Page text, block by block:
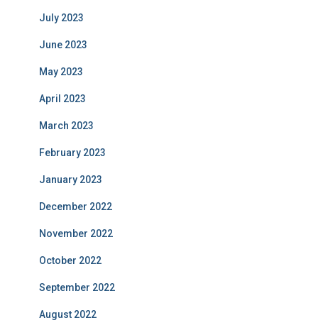
July 2023
June 2023
May 2023
April 2023
March 2023
February 2023
January 2023
December 2022
November 2022
October 2022
September 2022
August 2022